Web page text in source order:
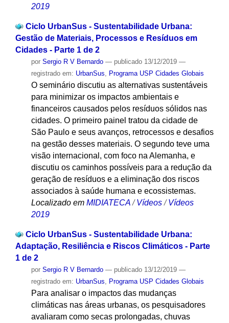
2019
Ciclo UrbanSus - Sustentabilidade Urbana:
Gestão de Materiais, Processos e Resíduos em
Cidades - Parte 1 de 2
por Sergio R V Bernardo — publicado13/12/2019 —
registrado em: UrbanSus, Programa USP Cidades Globais
O seminário discutiu as alternativas sustentáveis
para minimizar os impactos ambientais e
financeiros causados pelos resíduos sólidos nas
cidades. O primeiro painel tratou da cidade de
São Paulo e seus avanços, retrocessos e desafios
na gestão desses materiais. O segundo teve uma
visão internacional, com foco na Alemanha, e
discutiu os caminhos possíveis para a redução da
geração de resíduos e a eliminação dos riscos
associados à saúde humana e ecossistemas.
Localizado em MIDIATECA /Vídeos /Vídeos
2019
Ciclo UrbanSus - Sustentabilidade Urbana:
Adaptação, Resiliência e Riscos Climáticos - Parte
1 de 2
por Sergio R V Bernardo — publicado13/12/2019 —
registrado em: UrbanSus Programa USP Cidades Globais
Para analisar o impactos das mudanças
climáticas nas áreas urbanas, os pesquisadores
avaliaram como secas prolongadas, chuvas